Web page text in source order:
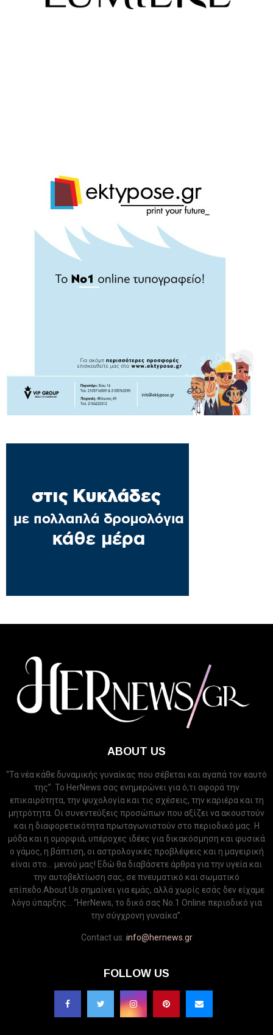
ABOUT US
“Τα νέα κάθε δυναμικής γυναίκας που σέβεται και αγαπά τον εαυτό
της”. Το HerNews σας ενημερώνει για ό,τι αφορά την
επικαιρότητα, την ψυχολογία και τις σχέσεις, την καριέρα και τη
μητρότητα. Οι συνεντεύξεις προσώπων που αξίζει να ακουστούν
και η διαφορετικότητα πρωταγωνιστούν στο περιοδικό μας. Η
μόδα και η ομορφιά, υπέροχες ιδέες για δικακόσμηση και φυσικά
ο γάμος, η βάπτιση, οι αστρολογικές προβλέψεις και η μαγειρική
είναι στο... μενού μας! Εδώ θα διαβάσετε άρθρα για την υγεία και
την αυτοβελτίωση σας, σε πνευματικό και σωματικό
επίπεδο.About Us σημαίνει για εμάς, αλλά χωρίς εσάς δεν είχαμε
λόγο ύπαρξης... “HerNews, το δικό σας Νo.1 Online περιοδικό για
την σύγχρονη γυναίκα”.
Contact us: info@hernews.gr
FOLLOW US